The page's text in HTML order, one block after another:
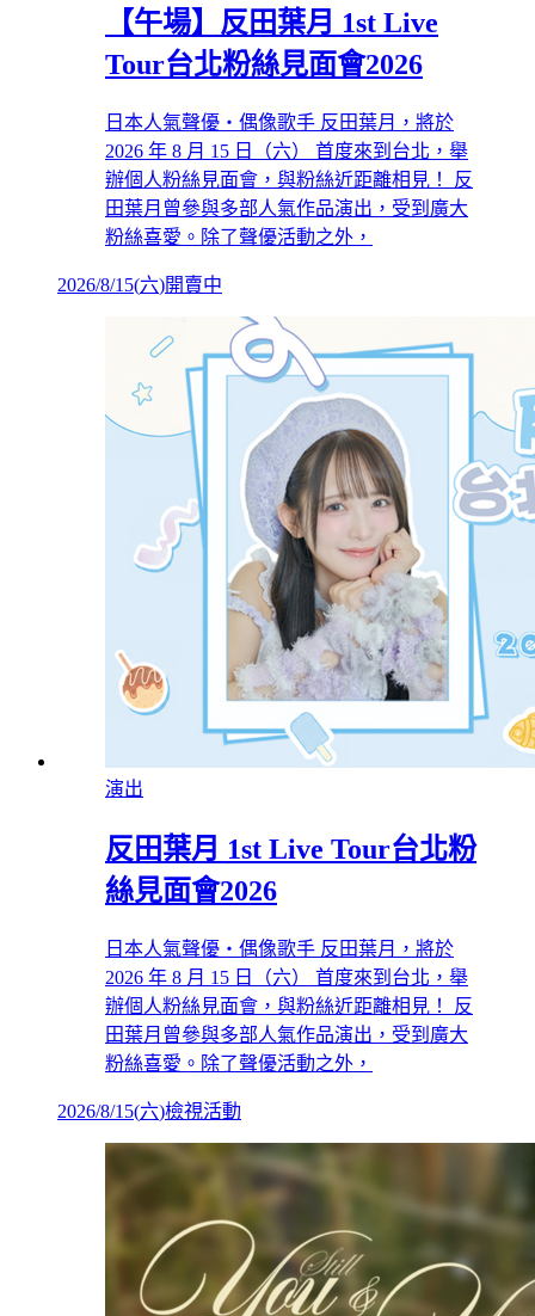
【午場】反田葉月 1st Live
Tour台北粉絲見面會2026
日本人氣聲優・偶像歌手 反田葉月，將於
2026 年 8 月 15 日（六） 首度來到台北，舉
辦個人粉絲見面會，與粉絲近距離相見！ 反
田葉月曾參與多部人氣作品演出，受到廣大
粉絲喜愛。除了聲優活動之外，
2026/8/15(六)開賣中
演出
反田葉月 1st Live Tour台北粉
絲見面會2026
日本人氣聲優・偶像歌手 反田葉月，將於
2026 年 8 月 15 日（六） 首度來到台北，舉
辦個人粉絲見面會，與粉絲近距離相見！ 反
田葉月曾參與多部人氣作品演出，受到廣大
粉絲喜愛。除了聲優活動之外，
2026/8/15(六)檢視活動